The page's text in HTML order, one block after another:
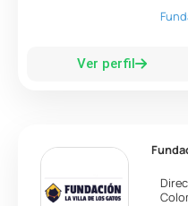
Ver perfil